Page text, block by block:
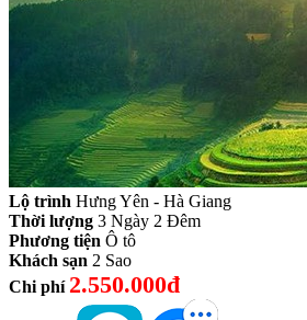
Lộ trình Hưng Yên - Hà Giang
Thời lượng 3 Ngày 2 Đêm
Phương tiện Ô tô
Khách sạn 2 Sao
Chi phí 2.550.000đ